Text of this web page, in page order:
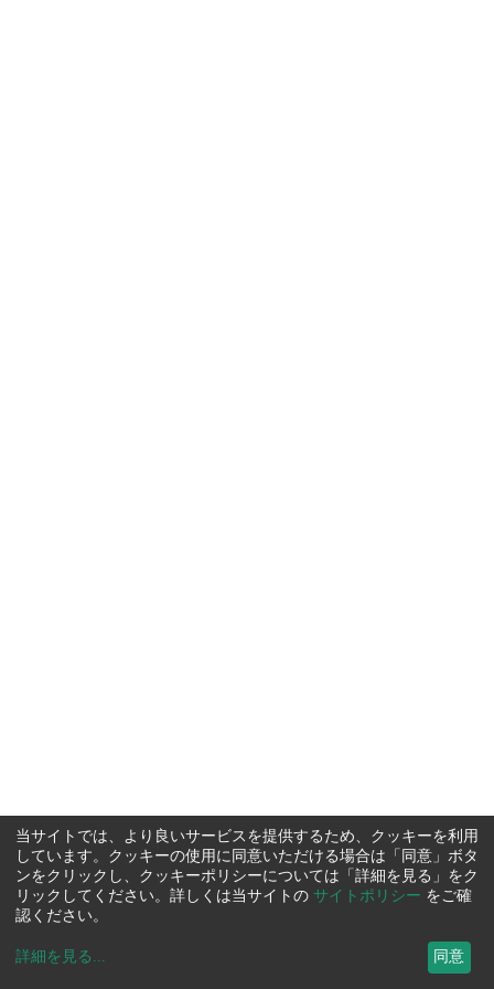
当サイトでは、より良いサービスを提供するため、クッキーを利用
しています。クッキーの使用に同意いただける場合は「同意」ボタ
ンをクリックし、クッキーポリシーについては「詳細を見る」をク
リックしてください。詳しくは当サイトの サイトポリシー をご確
認ください。
詳細を見る ... 同意